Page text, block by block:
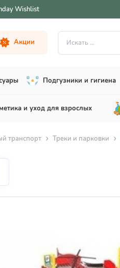
Wishlist
Акции
Подгузники и гигиена
и уход для взрослых
транспорт Треки и парковки